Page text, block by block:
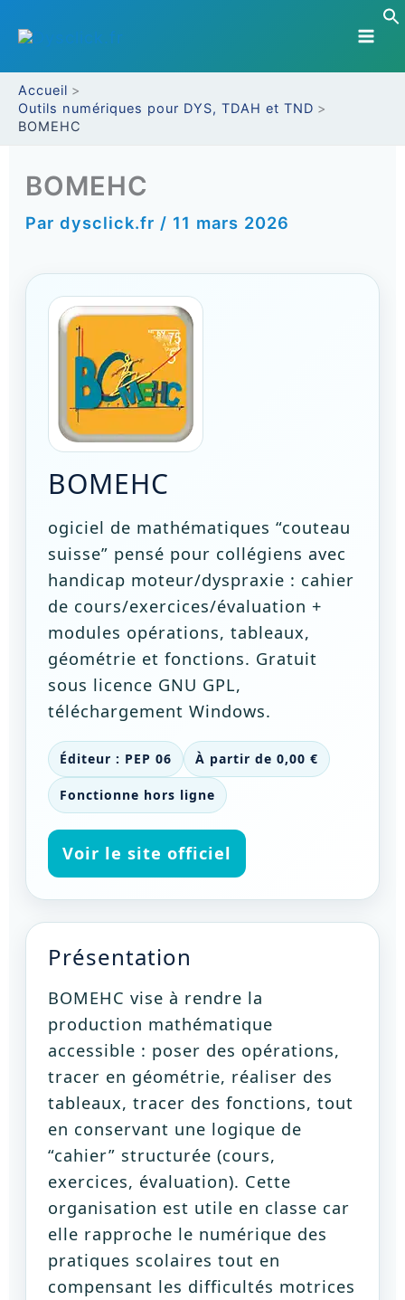
au
contenu
Accueil
Outils numériques pour DYS, TDAH et TND
BOMEHC
BOMEHC
Pardysclick.fr / 11 mars 2026
BOMEHC
ogiciel de mathématiques “couteau
suisse” pensé pour collégiens avec
handicap moteur/dyspraxie : cahier
de cours/exercices/évaluation +
modules opérations, tableaux,
géométrie et fonctions. Gratuit
sous licence GNU GPL,
téléchargement Windows.
Éditeur : PEP 06 À partir de 0,00 €
Fonctionne hors ligne
Voir le site officiel
Présentation
BOMEHC vise à rendre la
production mathématique
accessible : poser des opérations,
tracer en géométrie, réaliser des
tableaux, tracer des fonctions, tout
en conservant une logique de
“cahier” structurée (cours,
exercices, évaluation). Cette
organisation est utile en classe car
elle rapproche le numérique des
pratiques scolaires tout en
compensant les difficultés motrices